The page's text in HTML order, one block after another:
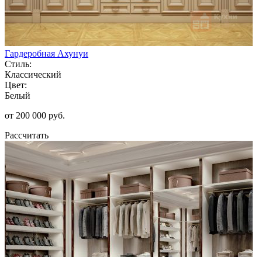
Гардеробная Ахунуи
Стиль:
Классический
Цвет:
Белый
от 200 000 руб.
Рассчитать